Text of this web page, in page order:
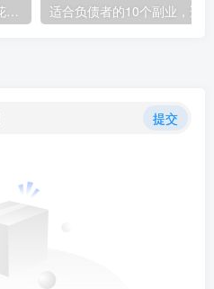
大学生适合做什么兼职赚零花钱，大学生做什么兼职可以赚钱？
提交